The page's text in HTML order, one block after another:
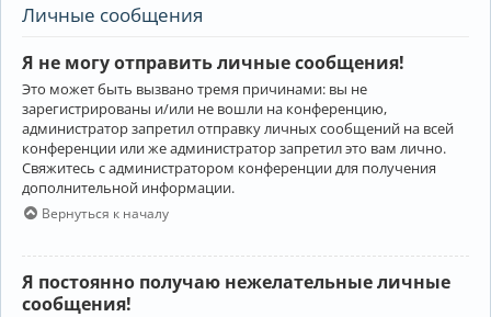
Личные сообщения
Я не могу отправить личные сообщения!
Это может быть вызвано тремя причинами: вы не
зарегистрированы и/или не вошли на конференцию,
администратор запретил отправку личных сообщений на всей
конференции или же администратор запретил это вам лично.
Свяжитесь с администратором конференции для получения
дополнительной информации.
Вернуться к началу
Я постоянно получаю нежелательные личные
сообщения!